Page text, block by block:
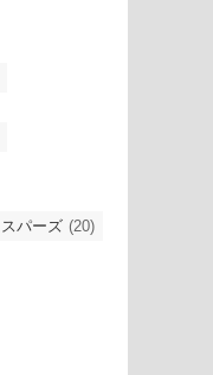
スパーズ (20)